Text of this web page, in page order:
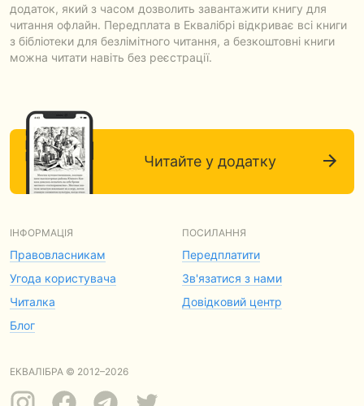
додаток, який з часом дозволить завантажити книгу для
читання офлайн. Передплата в Еквалібрі відкриває всі книги
з бібліотеки для безлімітного читання, а безкоштовні книги
можна читати навіть без реєстрації.
Читайте у додатку
ІНФОРМАЦІЯ
Правовласникам
Угода користувача
Читалка
Блог
ПОСИЛАННЯ
Передплатити
Зв'язатися з нами
Довідковий центр
ЕКВАЛІБРА © 2012–2026